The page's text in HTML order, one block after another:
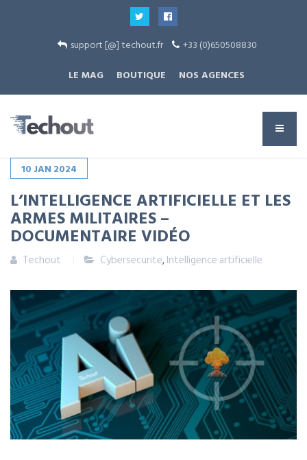
support [@] techout.fr
+33 (0)650508830
LE MAG
BOUTIQUE NOS AGENCES
10 JAN 2024
L’INTELLIGENCE ARTIFICIELLE ET LES
ARMES MILITAIRES –
DOCUMENTAIRE VIDÉO
Techout Cybersecurite,Intelligence artificielle